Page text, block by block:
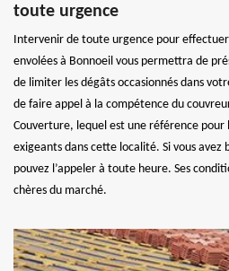
toute urgence
Intervenir de toute urgence pour
envolées à Bonnoeil vous permettra de
de limiter les dégâts occasionnés dans
de faire appel à la compétence du
Couverture, lequel est une référence pour
exigeants dans cette localité. Si vous avez
pouvez l’appeler à toute heure. Ses
chères du marché.